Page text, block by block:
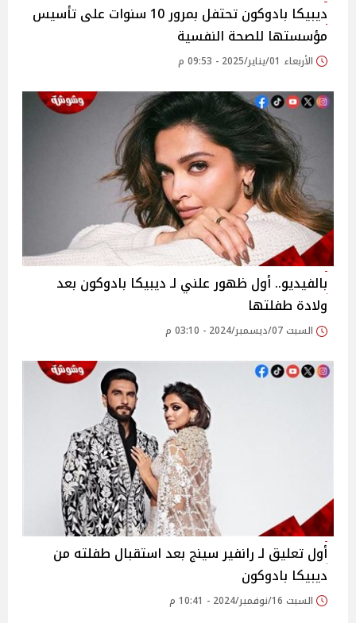
ديبيكا بادوكون تحتفل بمرور 10 سنوات على تأسيس
مؤسستها للصحة النفسية
الأربعاء 01/يناير/2025 - 09:53 م
بالفيديو.. أول ظهور علني لـ ديبيكا بادوكون بعد
ولادة طفلتها
السبت 07/ديسمبر/2024 - 03:10 م
أول تعليق لـ رانفير سينج بعد استقبال طفلته من
ديبيكا بادوكون
السبت 16/نوفمبر/2024 - 10:41 م